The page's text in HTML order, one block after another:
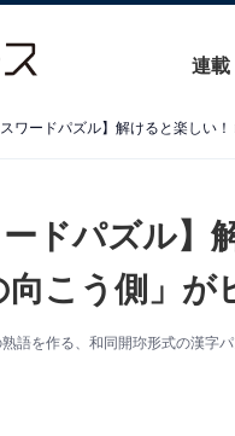
連載
スワードパズル】解けると楽しい
ードパズル
こう側」が
語を作る、和同開珎形式の漢